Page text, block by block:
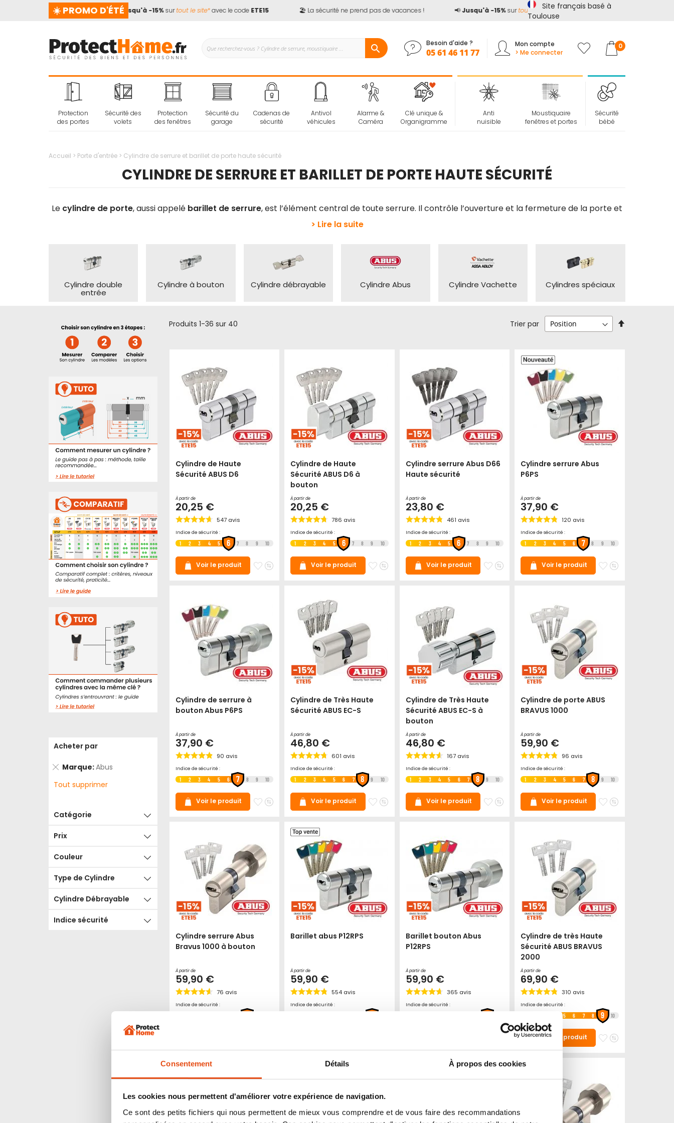
Consentement Détails À propos des cookies
Les cookies nous permettent d'améliorer votre expérience de navigation.
Ce sont des petits fichiers qui nous permettent de mieux vous comprendre et de vous faire des recommandations
☀️ PROMO D'ÉTÉ
pas de vacances ! 📢Jusqu'à -15%surtout le site*avec le codeETE15 🏖️ La sécurité ne prend pas de vacances ! Jusqu'à -15%surtout le site* avec le codeETE15
Site français basé à
Toulouse
Besoin d'aide ?
05 61 46 11 77
Mon compte
> Me connecter
Mon panier
0
Protection
des portes
Sécurité des
volets
Protection
des fenêtres
Sécurité du
garage
Cadenas de
sécurité
Antivol
véhicules
Alarme &
Caméra
Clé unique &
Organigramme
Anti
nuisible
Moustiquaire
fenêtres et portes
Sécurité
bébé
Accueil Porte d'entrée Cylindre de serrure et barillet de porte haute sécurité
CYLINDRE DE SERRURE ET BARILLET DE PORTE HAUTE SÉCURITÉ
Le cylindre de porte, aussi appelé barillet de serrure, est l’élément central de toute serrure. Il contrôle l’ouverture et la fermeture de la porte et
> Lire la suite
Cylindre double
entrée
Cylindre à bouton Cylindre débrayable Cylindre Abus Cylindre Vachette Cylindres spéciaux
Produits 1-36 sur 40 Trier par
Cylindre de Haute
Sécurité ABUS D6
À partir de
20,25 €
547avis
Indice de sécurité :
1 2 3 4 5 6 7 8 9 10
Voir le produit
AjouterAjouter
Cylindre de Haute
Sécurité ABUS D6 à
bouton
À partir de
20,25 €
786 avis
Indice de sécurité :
1 2 3 4 5 6 7 8 9 10
Voir le produit
AjouterAjouter
Cylindre serrure Abus D66
Haute sécurité
À partir de
23,80 €
461 avis
Indice de sécurité :
1 2 3 4 5 6 7 8 9 10
Voir le produit
AjouterAjouter
Cylindre serrure Abus
P6PS
À partir de
37,90 €
120 avis
Indice de sécurité :
1 2 3 4 5 6 7 8 9 10
Voir le produit
AjouterAjouter
Cylindre de serrure à
bouton Abus P6PS
À partir de
37,90 €
90 avis
Indice de sécurité :
1 2 3 4 5 6 7 8 9 10
Voir le produit
AjouterAjouter
Cylindre de Très Haute
Sécurité ABUS EC-S
À partir de
46,80 €
601 avis
Indice de sécurité :
1 2 3 4 5 6 7 8 9 10
Voir le produit
AjouterAjouter
Cylindre de Très Haute
Sécurité ABUS EC-S à
bouton
À partir de
46,80 €
167avis
Indice de sécurité :
1 2 3 4 5 6 7 8 9 10
Voir le produit
AjouterAjouter
Cylindre de porte ABUS
BRAVUS 1000
À partir de
59,90 €
96 avis
Indice de sécurité :
1 2 3 4 5 6 7 8 9 10
Voir le produit
AjouterAjouter
Cylindre serrure Abus
Bravus 1000 à bouton
À partir de
59,90 €
76 avis
Indice de sécurité :
8
à
au
Barillet abus P12RPS
À partir de
59,90 €
554 avis
Indice de sécurité :
9
à
au
Barillet bouton Abus
P12RPS
À partir de
59,90 €
365 avis
Indice de sécurité :
9
Ajouter
à
favoris
Ajouter
au
Cylindre de très Haute
Sécurité ABUS BRAVUS
2000
À partir de
69,90 €
310 avis
Indice de sécurité :
5 6 7 8 9 10
Voir le produit
AjouterAjouter
Acheter par
Marque Abus
Supprimer
Élément
Tout supprimer
Catégorie
Prix
Couleur
Type de Cylindre
Cylindre Débrayable
Indice sécurité